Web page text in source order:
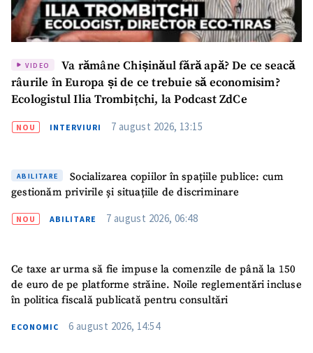
VIDEO
Va rămâne Chișinăul fără apă? De ce seacă
râurile în Europa și de ce trebuie să economisim?
Ecologistul Ilia Trombițchi, la Podcast ZdCe
NOU INTERVIURI 7 august 2026, 13:15
ABILITARE
Socializarea copiilor în spațiile publice: cum
gestionăm privirile și situațiile de discriminare
NOU ABILITARE 7 august 2026, 06:48
Ce taxe ar urma să fie impuse la comenzile de până la 150
de euro de pe platforme străine. Noile reglementări incluse
în politica fiscală publicată pentru consultări
ECONOMIC 6 august 2026, 14:54